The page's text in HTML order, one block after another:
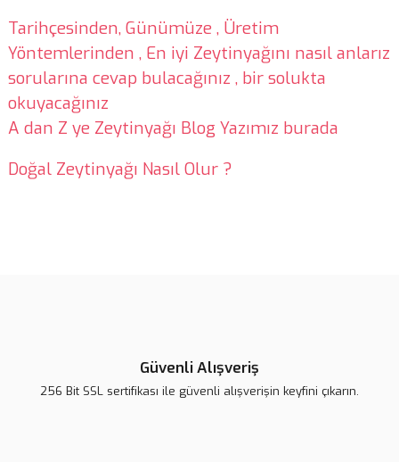
Tarihçesinden, Günümüze , Üretim
Yöntemlerinden , En iyi Zeytinyağını nasıl anlarız
sorularına cevap bulacağınız , bir solukta
okuyacağınız
A dan Z ye Zeytinyağı Blog Yazımız burada
Doğal Zeytinyağı Nasıl Olur ?
Güvenli Alışveriş
256 Bit SSL sertifikası ile güvenli alışverişin keyfini çıkarın.